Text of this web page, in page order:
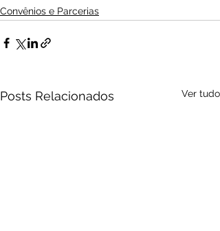
Convênios e Parcerias
Posts Relacionados Ver tudo